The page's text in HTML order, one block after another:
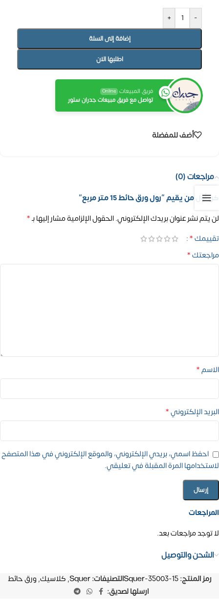
-
+
إضافة إلى السلة
اطلبها الان
فريق المبيعات Online
تواصل مع فريق مبيعات جدران ستور
أضف للمفضلة
مراجعات (0)
المراجعات
لا توجد مراجعات بعد.
كن أول من يقيم “رول ورق حائط 15 متر مربع”
لن يتم نشر عنوان بريدك الإلكتروني.الحقول الإلزامية مشار إليها بـ*
تقييمك*
مراجعتك*
الاسم*
البريد الإلكتروني*
احفظ اسمي، بريدي الإلكتروني، والموقع الإلكتروني في هذا المتصفح
لاستخدامها المرة المقبلة في تعليقي.
الشحن والتوصيل
رمز المنتج:Squer-35003-15التصنيفات:Squer
, كلاسيك, ورق حائط
ارسلها لصديق: